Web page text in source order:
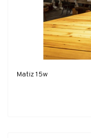
Matiz 15w